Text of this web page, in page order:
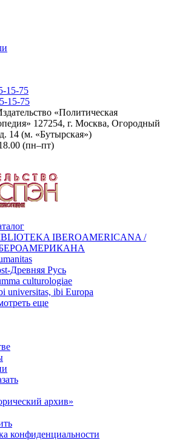
15-75
15-75
«Политическая
127254, г. Москва, Огородный
14 (м. «Бутырская»)
(пн–пт)
IBEROAMERICANA /
Древняя Русь
culturologiae
universitas, ibi Europa
еще
архив»‎
конфиденциальности